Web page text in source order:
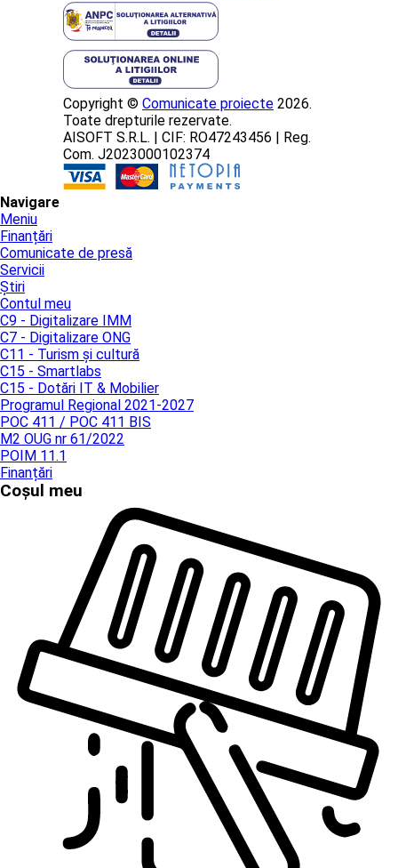
Copyright © Comunicate proiecte 2026.
Toate drepturile rezervate.
AISOFT S.R.L. | CIF: RO47243456 | Reg.
Com. J2023000102374
Navigare
Meniu
Finanțări
Comunicate de presă
Servicii
Știri
Contul meu
C9 - Digitalizare IMM
C7 - Digitalizare ONG
C11 - Turism și cultură
C15 - Smartlabs
C15 - Dotări IT & Mobilier
Programul Regional 2021-2027
POC 411 / POC 411 BIS
M2 OUG nr 61/2022
POIM 11.1
Finanțări
Coșul meu